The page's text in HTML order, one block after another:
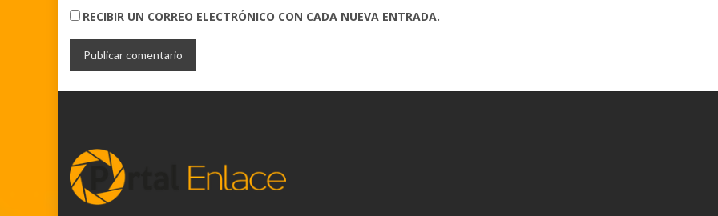
RECIBIR UN CORREO ELECTRÓNICO CON CADA NUEVA ENTRADA.